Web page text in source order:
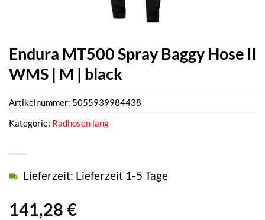
Endura MT500 Spray Baggy Hose II
WMS | M | black
141,28 €
Lieferzeit: Lieferzeit 1-5 Tage
Artikelnummer: 5055939984438
Kategorie: Radhosen lang